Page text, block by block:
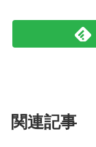
関連記事